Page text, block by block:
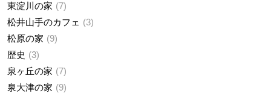
東淀川の家
7
松井山手のカフェ
3
松原の家
9
歴史
3
泉ヶ丘の家
7
泉大津の家
9